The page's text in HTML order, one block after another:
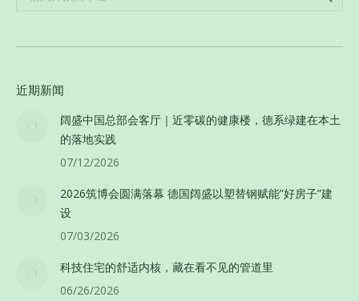
近期新闻
阔盛中国总部会客厅｜近零碳的健康楼，德系绿建在本土
的落地实践
07/12/2026
2026筑博会圆满落幕 德国阔盛以塑替钢赋能”好房子”建
设
07/03/2026
科技住宅的舒适内核，藏在看不见的管道里
06/26/2026